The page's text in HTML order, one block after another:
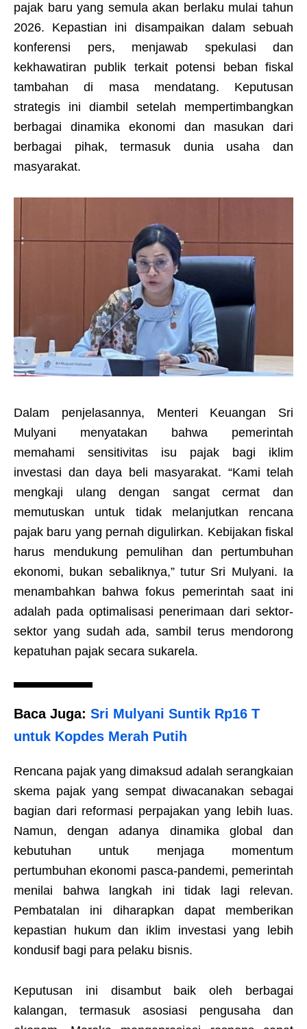
pajak baru yang semula akan berlaku mulai tahun
2026. Kepastian ini disampaikan dalam sebuah
konferensi pers, menjawab spekulasi dan
kekhawatiran publik terkait potensi beban fiskal
tambahan di masa mendatang. Keputusan
strategis ini diambil setelah mempertimbangkan
berbagai dinamika ekonomi dan masukan dari
berbagai pihak, termasuk dunia usaha dan
masyarakat.
Dalam penjelasannya, Menteri Keuangan Sri
Mulyani menyatakan bahwa pemerintah
memahami sensitivitas isu pajak bagi iklim
investasi dan daya beli masyarakat. “Kami telah
mengkaji ulang dengan sangat cermat dan
memutuskan untuk tidak melanjutkan rencana
pajak baru yang pernah digulirkan. Kebijakan fiskal
harus mendukung pemulihan dan pertumbuhan
ekonomi, bukan sebaliknya,” tutur Sri Mulyani. Ia
menambahkan bahwa fokus pemerintah saat ini
adalah pada optimalisasi penerimaan dari sektor-
sektor yang sudah ada, sambil terus mendorong
kepatuhan pajak secara sukarela.
Baca Juga: Sri Mulyani Suntik Rp16 T
untuk Kopdes Merah Putih
Rencana pajak yang dimaksud adalah serangkaian
skema pajak yang sempat diwacanakan sebagai
bagian dari reformasi perpajakan yang lebih luas.
Namun, dengan adanya dinamika global dan
kebutuhan untuk menjaga momentum
pertumbuhan ekonomi pasca-pandemi, pemerintah
menilai bahwa langkah ini tidak lagi relevan.
Pembatalan ini diharapkan dapat memberikan
kepastian hukum dan iklim investasi yang lebih
kondusif bagi para pelaku bisnis.
Keputusan ini disambut baik oleh berbagai
kalangan, termasuk asosiasi pengusaha dan